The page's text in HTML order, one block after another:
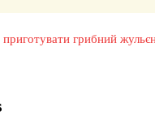
приготувати грибний